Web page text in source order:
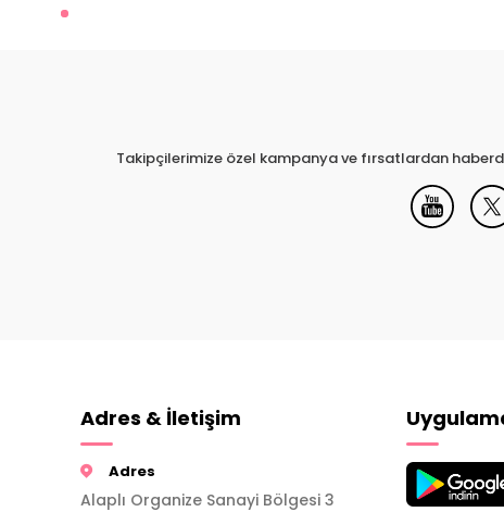
Takipçilerimize özel kampanya ve fırsatlardan
Adres & İletişim
Adres
Alaplı Organize Sanayi Bölgesi 3